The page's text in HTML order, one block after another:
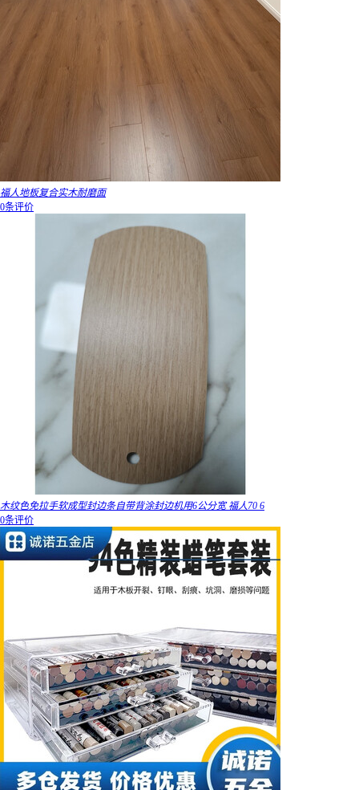
福人地板复合实木耐磨面
0条评价
木纹色免拉手软成型封边条自带背涂封边机用6公分宽 福人70 6
0条评价